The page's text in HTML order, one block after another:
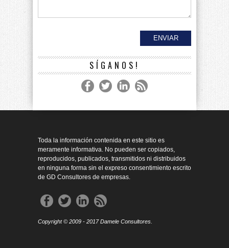
SÍGANOS!
Toda la información contenida en este sitio es
meramente informativa. No pueden ser copiados,
reproducidos, publicados, transmitidos ni distribuidos
en ninguna forma sin el expreso consentimiento escrito
de GD Consultores de empresas.
Copyright © 2009 - 2017 Damele Consultores.